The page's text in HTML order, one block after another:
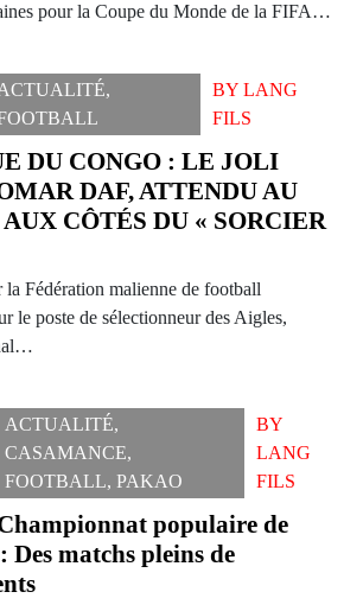
pour la Coupe du Monde de la FIFA…
,
BYLANG
FILS
DU CONGO : LE JOLI
DAF, ATTENDU AU
CÔTÉS DU « SORCIER
Fédération malienne de football
le poste de sélectionneur des Aigles,
ACTUALITÉ,
CASAMANCE,
FOOTBALL, PAKAO
BY
LANG
FILS
populaire de
matchs pleins de